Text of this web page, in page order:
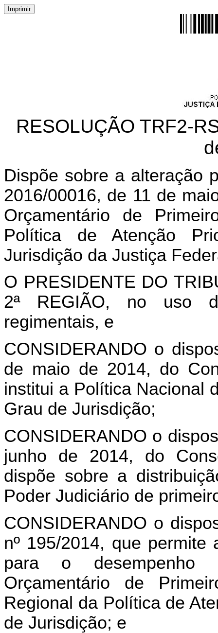
RESOLUÇÃO TRF2-
Dispõe sobre a alteração
2016/00016, de 11 de
Orçamentário de
Política de Atenção
Jurisdição da Justiça
O PRESIDENTE DO
2ª REGIÃO, no uso
regimentais, e
CONSIDERANDO o
de maio de 2014, do
institui a Política Nacional
Grau de Jurisdição;
CONSIDERANDO o
junho de 2014, do
dispõe sobre a
Poder Judiciário de
CONSIDERANDO o
nº 195/2014, que
para o desempenho
Orçamentário de
Regional da Política de
de Jurisdição; e